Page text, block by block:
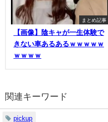
まとめ記事
【画像】陰キャが一生体験で
きない車あるあるｗｗｗｗｗ
ｗｗｗｗ
関連キーワード
pickup